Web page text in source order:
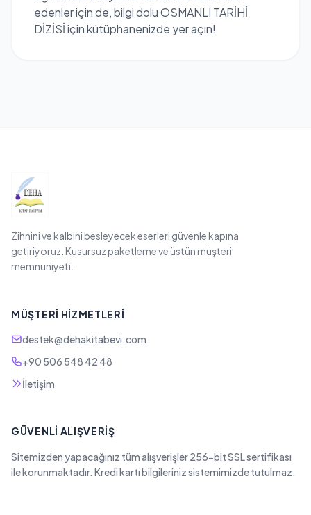
edenler için de, bilgi dolu OSMANLI TARİHİ
DİZİSİ için kütüphanenizde yer açın!
Zihnini ve kalbini besleyecek eserleri güvenle kapına
getiriyoruz. Kusursuz paketleme ve üstün müşteri
memnuniyeti.
MÜŞTERI HIZMETLERI
destek@dehakitabevi.com
+90 506 548 42 48
İletişim
GÜVENLI ALIŞVERIŞ
Sitemizden yapacağınız tüm alışverişler 256-bit SSL sertifikası
ile korunmaktadır. Kredi kartı bilgileriniz sistemimizde tutulmaz.